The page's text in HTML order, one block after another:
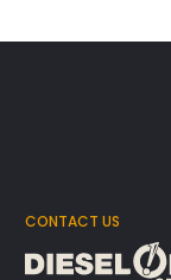
CONTACT US